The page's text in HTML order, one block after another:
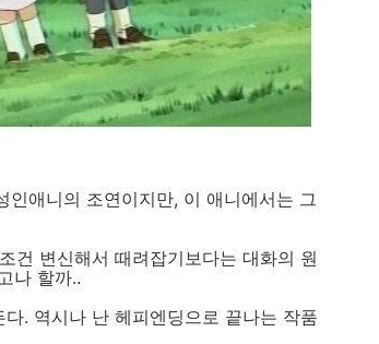
애니의 조연이지만, 이 애니에서는 그
건 변신해서 때려잡기보다는 대화의 원
나 할까..
. 역시나 난 헤피엔딩으로 끝나는 작품